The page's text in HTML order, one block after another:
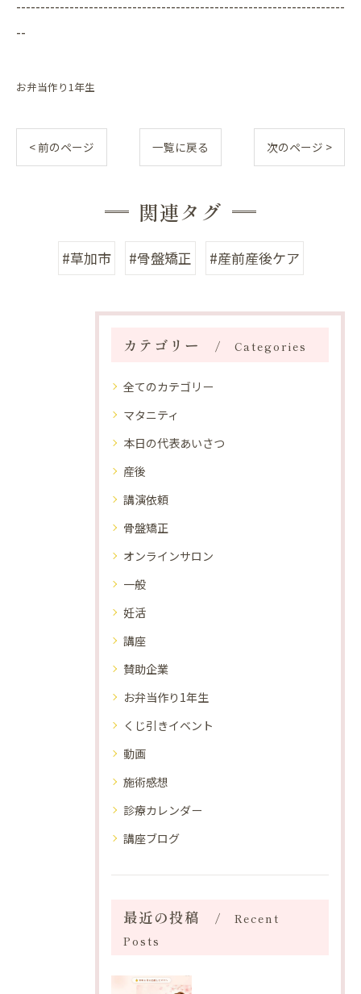
--------------------------------------------------------------------
--
お弁当作り1年生
< 前のページ 一覧に戻る 次のページ >
関連タグ
#草加市 #骨盤矯正 #産前産後ケア
カテゴリー Categories
全てのカテゴリー
マタニティ
本日の代表あいさつ
産後
講演依頼
骨盤矯正
オンラインサロン
一般
妊活
講座
賛助企業
お弁当作り1年生
くじ引きイベント
動画
施術感想
診療カレンダー
講座ブログ
最近の投稿
Recent
Posts